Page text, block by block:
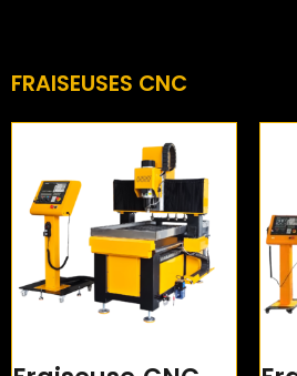
FRAISEUSES CNC